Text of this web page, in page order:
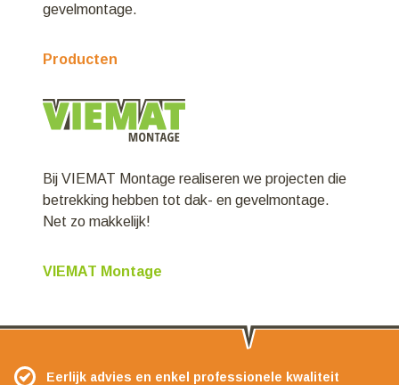
gevelmontage.
Producten
Bij VIEMAT Montage realiseren we projecten die
betrekking hebben tot dak- en gevelmontage.
Net zo makkelijk!
VIEMAT Montage
Eerlijk advies en enkel professionele kwaliteit